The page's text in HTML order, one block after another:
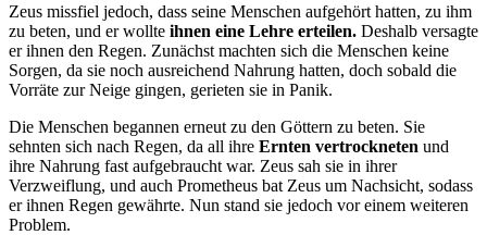
Zeus missfiel jedoch, dass seine Menschen aufgehört hatten, zu ihm
zu beten, und er wollte ihnen eine Lehre erteilen. Deshalb versagte
er ihnen den Regen. Zunächst machten sich die Menschen keine
Sorgen, da sie noch ausreichend Nahrung hatten, doch sobald die
Vorräte zur Neige gingen, gerieten sie in Panik.
Die Menschen begannen erneut zu den Göttern zu beten. Sie
sehnten sich nach Regen, da all ihre Ernten vertrockneten und
ihre Nahrung fast aufgebraucht war. Zeus sah sie in ihrer
Verzweiflung, und auch Prometheus bat Zeus um Nachsicht, sodass
er ihnen Regen gewährte. Nun stand sie jedoch vor einem weiteren
Problem.